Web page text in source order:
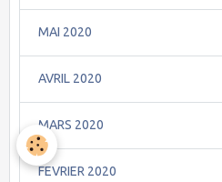
MAI 2020
AVRIL 2020
MARS 2020
FEVRIER 2020